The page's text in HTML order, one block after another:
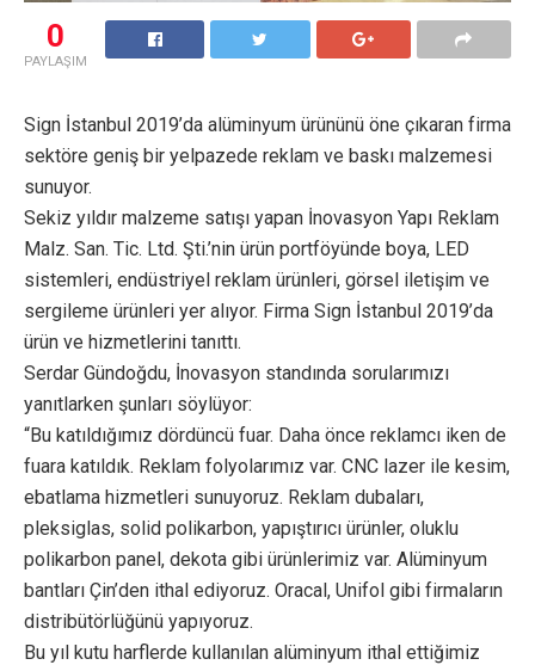
0
PAYLAŞIM
Sign İstanbul 2019’da alüminyum ürününü öne çıkaran firma
sektöre geniş bir yelpazede reklam ve baskı malzemesi
sunuyor.
Sekiz yıldır malzeme satışı yapan İnovasyon Yapı Reklam
Malz. San. Tic. Ltd. Şti.’nin ürün portföyünde boya, LED
sistemleri, endüstriyel reklam ürünleri, görsel iletişim ve
sergileme ürünleri yer alıyor. Firma Sign İstanbul 2019’da
ürün ve hizmetlerini tanıttı.
Serdar Gündoğdu, İnovasyon standında sorularımızı
yanıtlarken şunları söylüyor:
“Bu katıldığımız dördüncü fuar. Daha önce reklamcı iken de
fuara katıldık. Reklam folyolarımız var. CNC lazer ile kesim,
ebatlama hizmetleri sunuyoruz. Reklam dubaları,
pleksiglas, solid polikarbon, yapıştırıcı ürünler, oluklu
polikarbon panel, dekota gibi ürünlerimiz var. Alüminyum
bantları Çin’den ithal ediyoruz. Oracal, Unifol gibi firmaların
distribütörlüğünü yapıyoruz.
Bu yıl kutu harflerde kullanılan alüminyum ithal ettiğimiz